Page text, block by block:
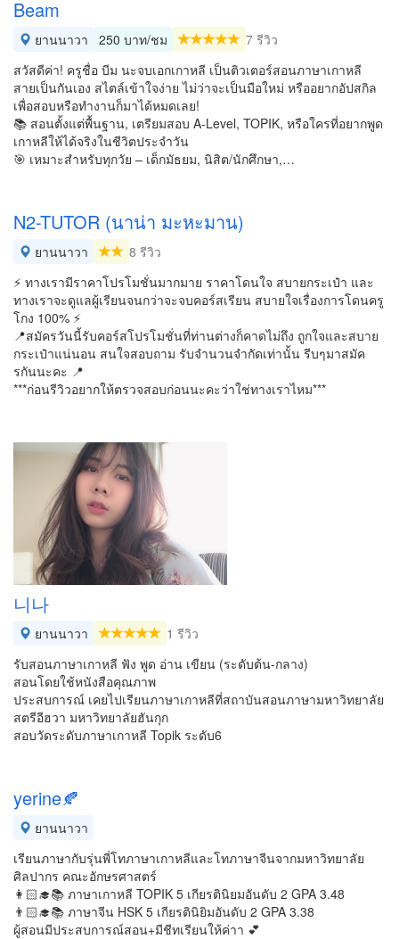
Beam
ยานนาวา 250 บาท/ชม
7 รีวิว
สวัสดีค่า! ครูชื่อ บีม นะจบเอกเกาหลี เป็นติวเตอร์สอนภาษาเกาหลี
สายเป็นกันเอง สไตล์เข้าใจง่าย ไม่ว่าจะเป็นมือใหม่ หรืออยากอัปสกิล
เพื่อสอบหรือทำงานก็มาได้หมดเลย!
📚 สอนตั้งแต่พื้นฐาน, เตรียมสอบ A-Level, TOPIK, หรือใครที่อยากพูด
เกาหลีให้ได้จริงในชีวิตประจำวัน
🎯 เหมาะสำหรับทุกวัย – เด็กมัธยม, นิสิต/นักศึกษา,…
N2-TUTOR (นาน่า มะหะมาน)
ยานนาวา
8 รีวิว
⚡️ ทางเรามีราคาโปรโมชั่นมากมาย ราคาโดนใจ สบายกระเป๋า และ
ทางเราจะดูแลผู้เรียนจนกว่าจะจบคอร์สเรียน สบายใจเรื่องการโดนครู
โกง 100% ⚡️
📍สมัครวันนี้รับคอร์สโปรโมชั่นที่ท่านต่างก็คาดไม่ถึง ถูกใจและสบาย
กระเป๋าแน่นอน สนใจสอบถาม รับจำนวนจำกัดเท่านั้น รีบๆมาสมัค
รกันนะคะ 📍
***ก่อนรีวิวอยากให้ตรวจสอบก่อนนะคะว่าใช่ทางเราไหม***
니나
ยานนาวา
1 รีวิว
รับสอนภาษาเกาหลี ฟัง พูด อ่าน เขียน (ระดับต้น-กลาง)
สอนโดยใช้หนังสือคุณภาพ
ประสบการณ์ เคยไปเรียนภาษาเกาหลีที่สถาบันสอนภาษามหาวิทยาลัย
สตรีอีฮวา มหาวิทยาลัยฮันกุก
สอบวัดระดับภาษาเกาหลี Topik ระดับ6
yerine🍂
ยานนาวา
เรียนภาษากับรุ่นพี่โทภาษาเกาหลีและโทภาษาจีนจากมหาวิทยาลัย
ศิลปากร คณะอักษรศาสตร์
👩🏻‍🎓📚 ภาษาเกาหลี TOPIK 5 เกียรตินิยมอันดับ 2 GPA 3.48
👨🏻‍🎓📚 ภาษาจีน HSK 5 เกียรตินิยิมอันดับ 2 GPA 3.38
ผู้สอนมีประสบการณ์สอน+มีชีทเรียนให้ค่าา 💕